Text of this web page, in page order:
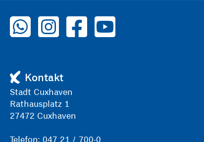
zu WhatsAppzu Instagramzu Facebook
zu YouTube
Kontakt
Stadt Cuxhaven
Rathausplatz 1
27472 Cuxhaven
Telefon: 047 21 / 700-0